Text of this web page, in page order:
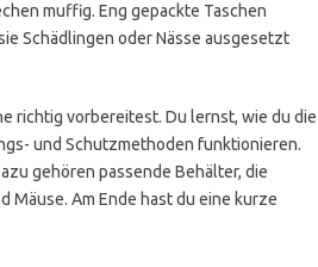
muffig. Eng gepackte Taschen
Schädlingen oder Nässe ausgesetzt
richtig vorbereitest. Du lernst, wie du die
und Schutzmethoden funktionieren.
gehören passende Behälter, die
Am Ende hast du eine kurze